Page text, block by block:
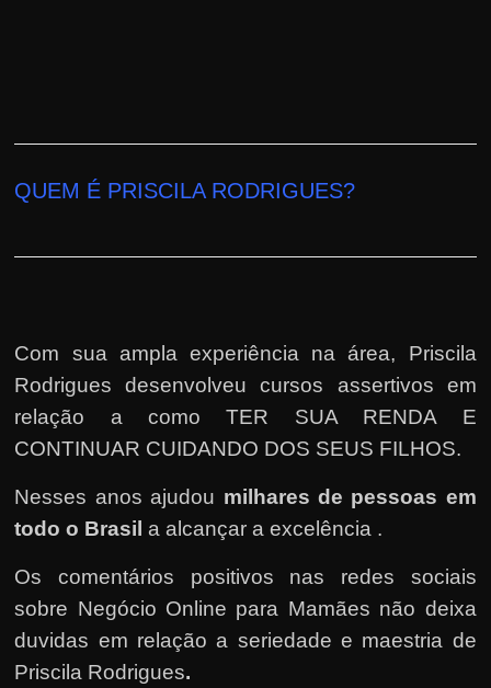
QUEM É PRISCILA RODRIGUES?
Com sua ampla experiência na área, Priscila
Rodrigues desenvolveu cursos assertivos em
relação a como TER SUA RENDA E
CONTINUAR CUIDANDO DOS SEUS FILHOS.
Nesses anos ajudou milhares de pessoas em
todo o Brasil a alcançar a excelência .
Os comentários positivos nas redes sociais
sobre Negócio Online para Mamães não deixa
duvidas em relação a seriedade e maestria de
Priscila Rodrigues.